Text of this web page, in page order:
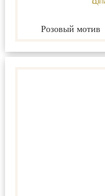
Розовый мотив